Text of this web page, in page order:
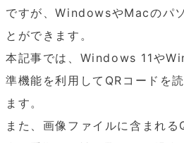
ですが、WindowsやMacのパ
とができます。
本記事では、Windows 11や
準機能を利用してQRコードを
ます。
また、画像ファイルに含まれ